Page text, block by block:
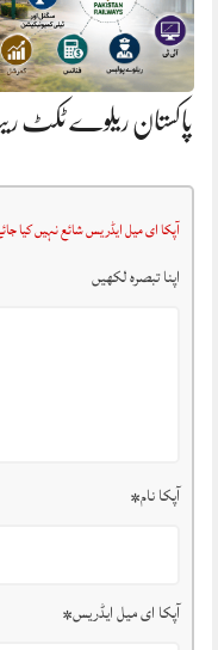
پاکستان ریلوے ٹکٹ
آپکا ای میل ایڈریس شائع نہیں کیا
اپنا تبصرہ لکھیں
آپکا نام*
آپکا ای میل ایڈریس*